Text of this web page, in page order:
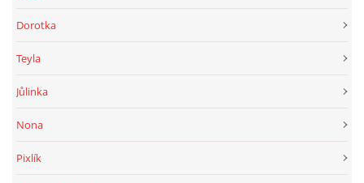
Dorotka
Teyla
Jůlinka
Nona
Pixlík